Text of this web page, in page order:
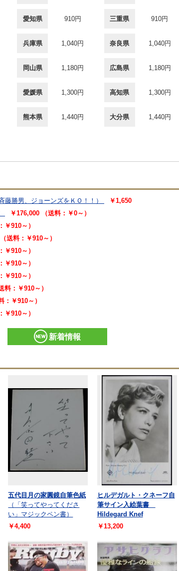
愛知県 910円 三重県 910円
兵庫県 1,040円 奈良県 1,040円
岡山県 1,180円 広島県 1,180円
愛媛県 1,300円 高知県 1,300円
熊本県 1,440円 大分県 1,440円
藤勝男、ジョーンズをＫＯ！！）
￥1,650
￥176,000 （送料：￥0～）
￥910～）
送料：￥910～）
￥910～）
￥910～）
￥910～）
料：￥910～）
：￥910～）
￥910～）
新着情報
五代目月の家圓鏡自筆色紙
（「笑ってやってくださ
い」マジックペン書）
￥4,400
ヒルデガルト・クネーフ自
筆サイン入絵葉書
Hildegard Knef
￥13,200